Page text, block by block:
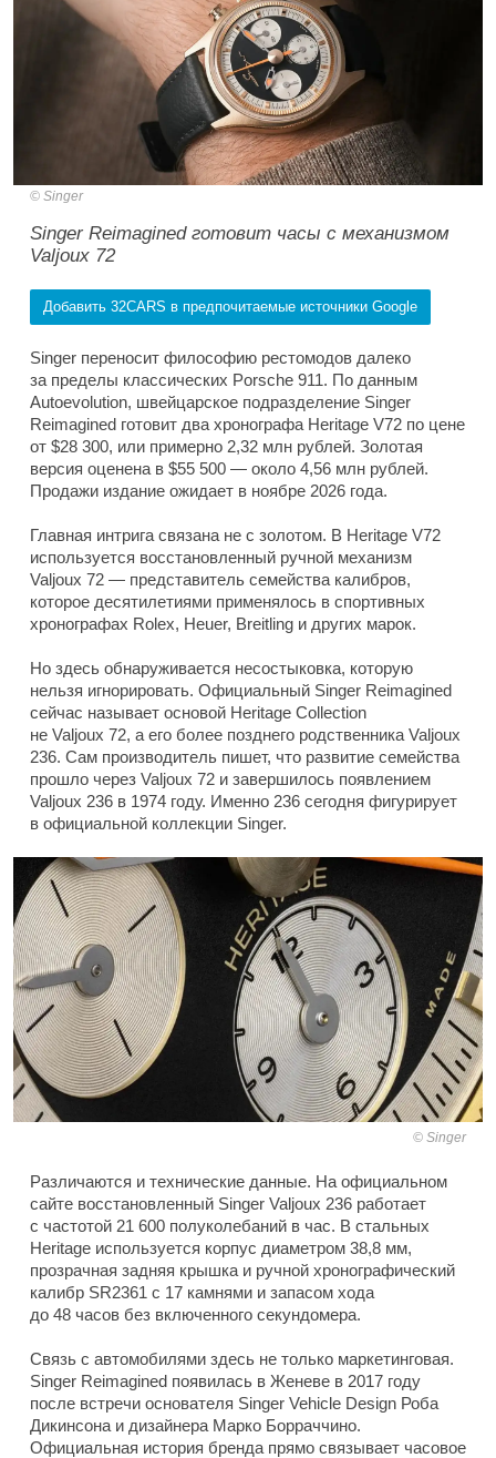
Singer
Singer Reimagined готовит часы с механизмом
Valjoux 72
Добавить 32CARS в предпочитаемые источники Google
Singer переносит философию рестомодов далеко
за пределы классических Porsche 911. По данным
Autoevolution, швейцарское подразделение Singer
Reimagined готовит два хронографа Heritage V72 по цене
от $28 300, или примерно 2,32 млн рублей. Золотая
версия оценена в $55 500 — около 4,56 млн рублей.
Продажи издание ожидает в ноябре 2026 года.
Главная интрига связана не с золотом. В Heritage V72
используется восстановленный ручной механизм
Valjoux 72 — представитель семейства калибров,
которое десятилетиями применялось в спортивных
хронографах Rolex, Heuer, Breitling и других марок.
Но здесь обнаруживается несостыковка, которую
нельзя игнорировать. Официальный Singer Reimagined
сейчас называет основой Heritage Collection
не Valjoux 72, а его более позднего родственника Valjoux
236. Сам производитель пишет, что развитие семейства
прошло через Valjoux 72 и завершилось появлением
Valjoux 236 в 1974 году. Именно 236 сегодня фигурирует
в официальной коллекции Singer.
Singer
Различаются и технические данные. На официальном
сайте восстановленный Singer Valjoux 236 работает
с частотой 21 600 полуколебаний в час. В стальных
Heritage используется корпус диаметром 38,8 мм,
прозрачная задняя крышка и ручной хронографический
калибр SR2361 с 17 камнями и запасом хода
до 48 часов без включенного секундомера.
Связь с автомобилями здесь не только маркетинговая.
Singer Reimagined появилась в Женеве в 2017 году
после встречи основателя Singer Vehicle Design Роба
Дикинсона и дизайнера Марко Борраччино.
Официальная история бренда прямо связывает часовое